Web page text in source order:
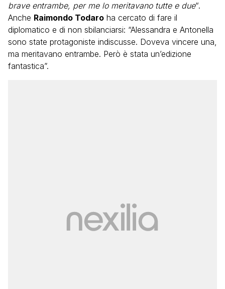
brave entrambe, per me lo meritavano tutte e due“.
Anche Raimondo Todaro ha cercato di fare il
diplomatico e di non sbilanciarsi: “Alessandra e Antonella
sono state protagoniste indiscusse. Doveva vincere una,
ma meritavano entrambe. Però è stata un’edizione
fantastica”.